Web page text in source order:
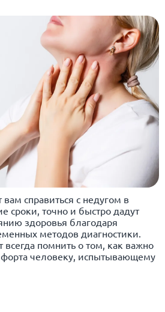
справиться с недугом в
сроки, точно и быстро дадут
здоровья благодаря
методов диагностики.
всегда помнить о том, как важно
человеку, испытывающему